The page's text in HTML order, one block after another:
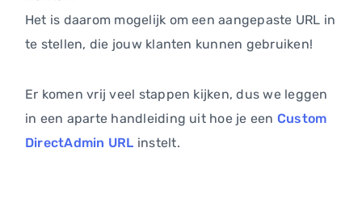
Het is daarom mogelijk om een aangepaste URL in
te stellen, die jouw klanten kunnen gebruiken!
Er komen vrij veel stappen kijken, dus we leggen
in een aparte handleiding uit hoe je een Custom
DirectAdmin URL instelt.